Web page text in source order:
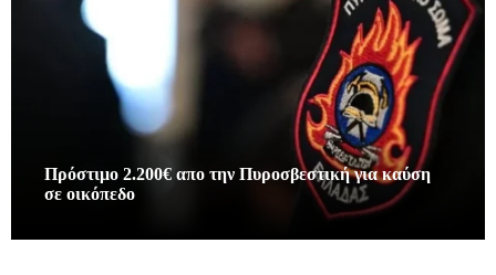
Πρόστιμο 2.200€ απο την Πυροσβεστική για καύση
σε οικόπεδο